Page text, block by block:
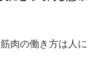
肉の働き方は人に